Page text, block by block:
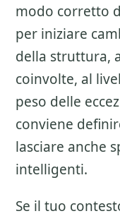
modo corretto
per iniziare
della struttura,
coinvolte, al
peso delle
conviene
lasciare anche
intelligenti.
Se il tuo